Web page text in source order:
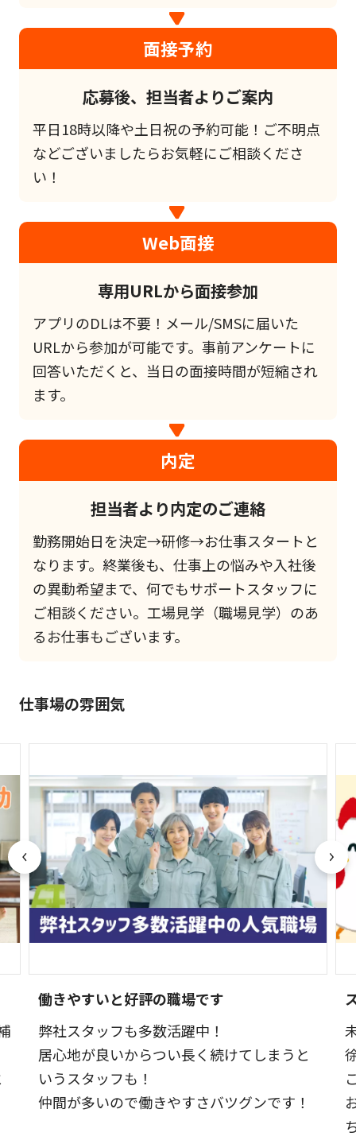
面接予約
応募後、担当者よりご案内
平日18時以降や土日祝の予約可能！ご不明点
などございましたらお気軽にご相談くださ
い！
Web面接
専用URLから面接参加
アプリのDLは不要！メール/SMSに届いた
URLから参加が可能です。事前アンケートに
回答いただくと、当日の面接時間が短縮され
ます。
内定
担当者より内定のご連絡
勤務開始日を決定→研修→お仕事スタートと
なります。終業後も、仕事上の悩みや入社後
の異動希望まで、何でもサポートスタッフに
ご相談ください。工場見学（職場見学）のあ
るお仕事もございます。
仕事場の雰囲気
働きやすいと好評の職場です
弊社スタッフも多数活躍中！
居心地が良いからつい長く続けてしまうと
いうスタッフも！
仲間が多いので働きやすさバツグンです！